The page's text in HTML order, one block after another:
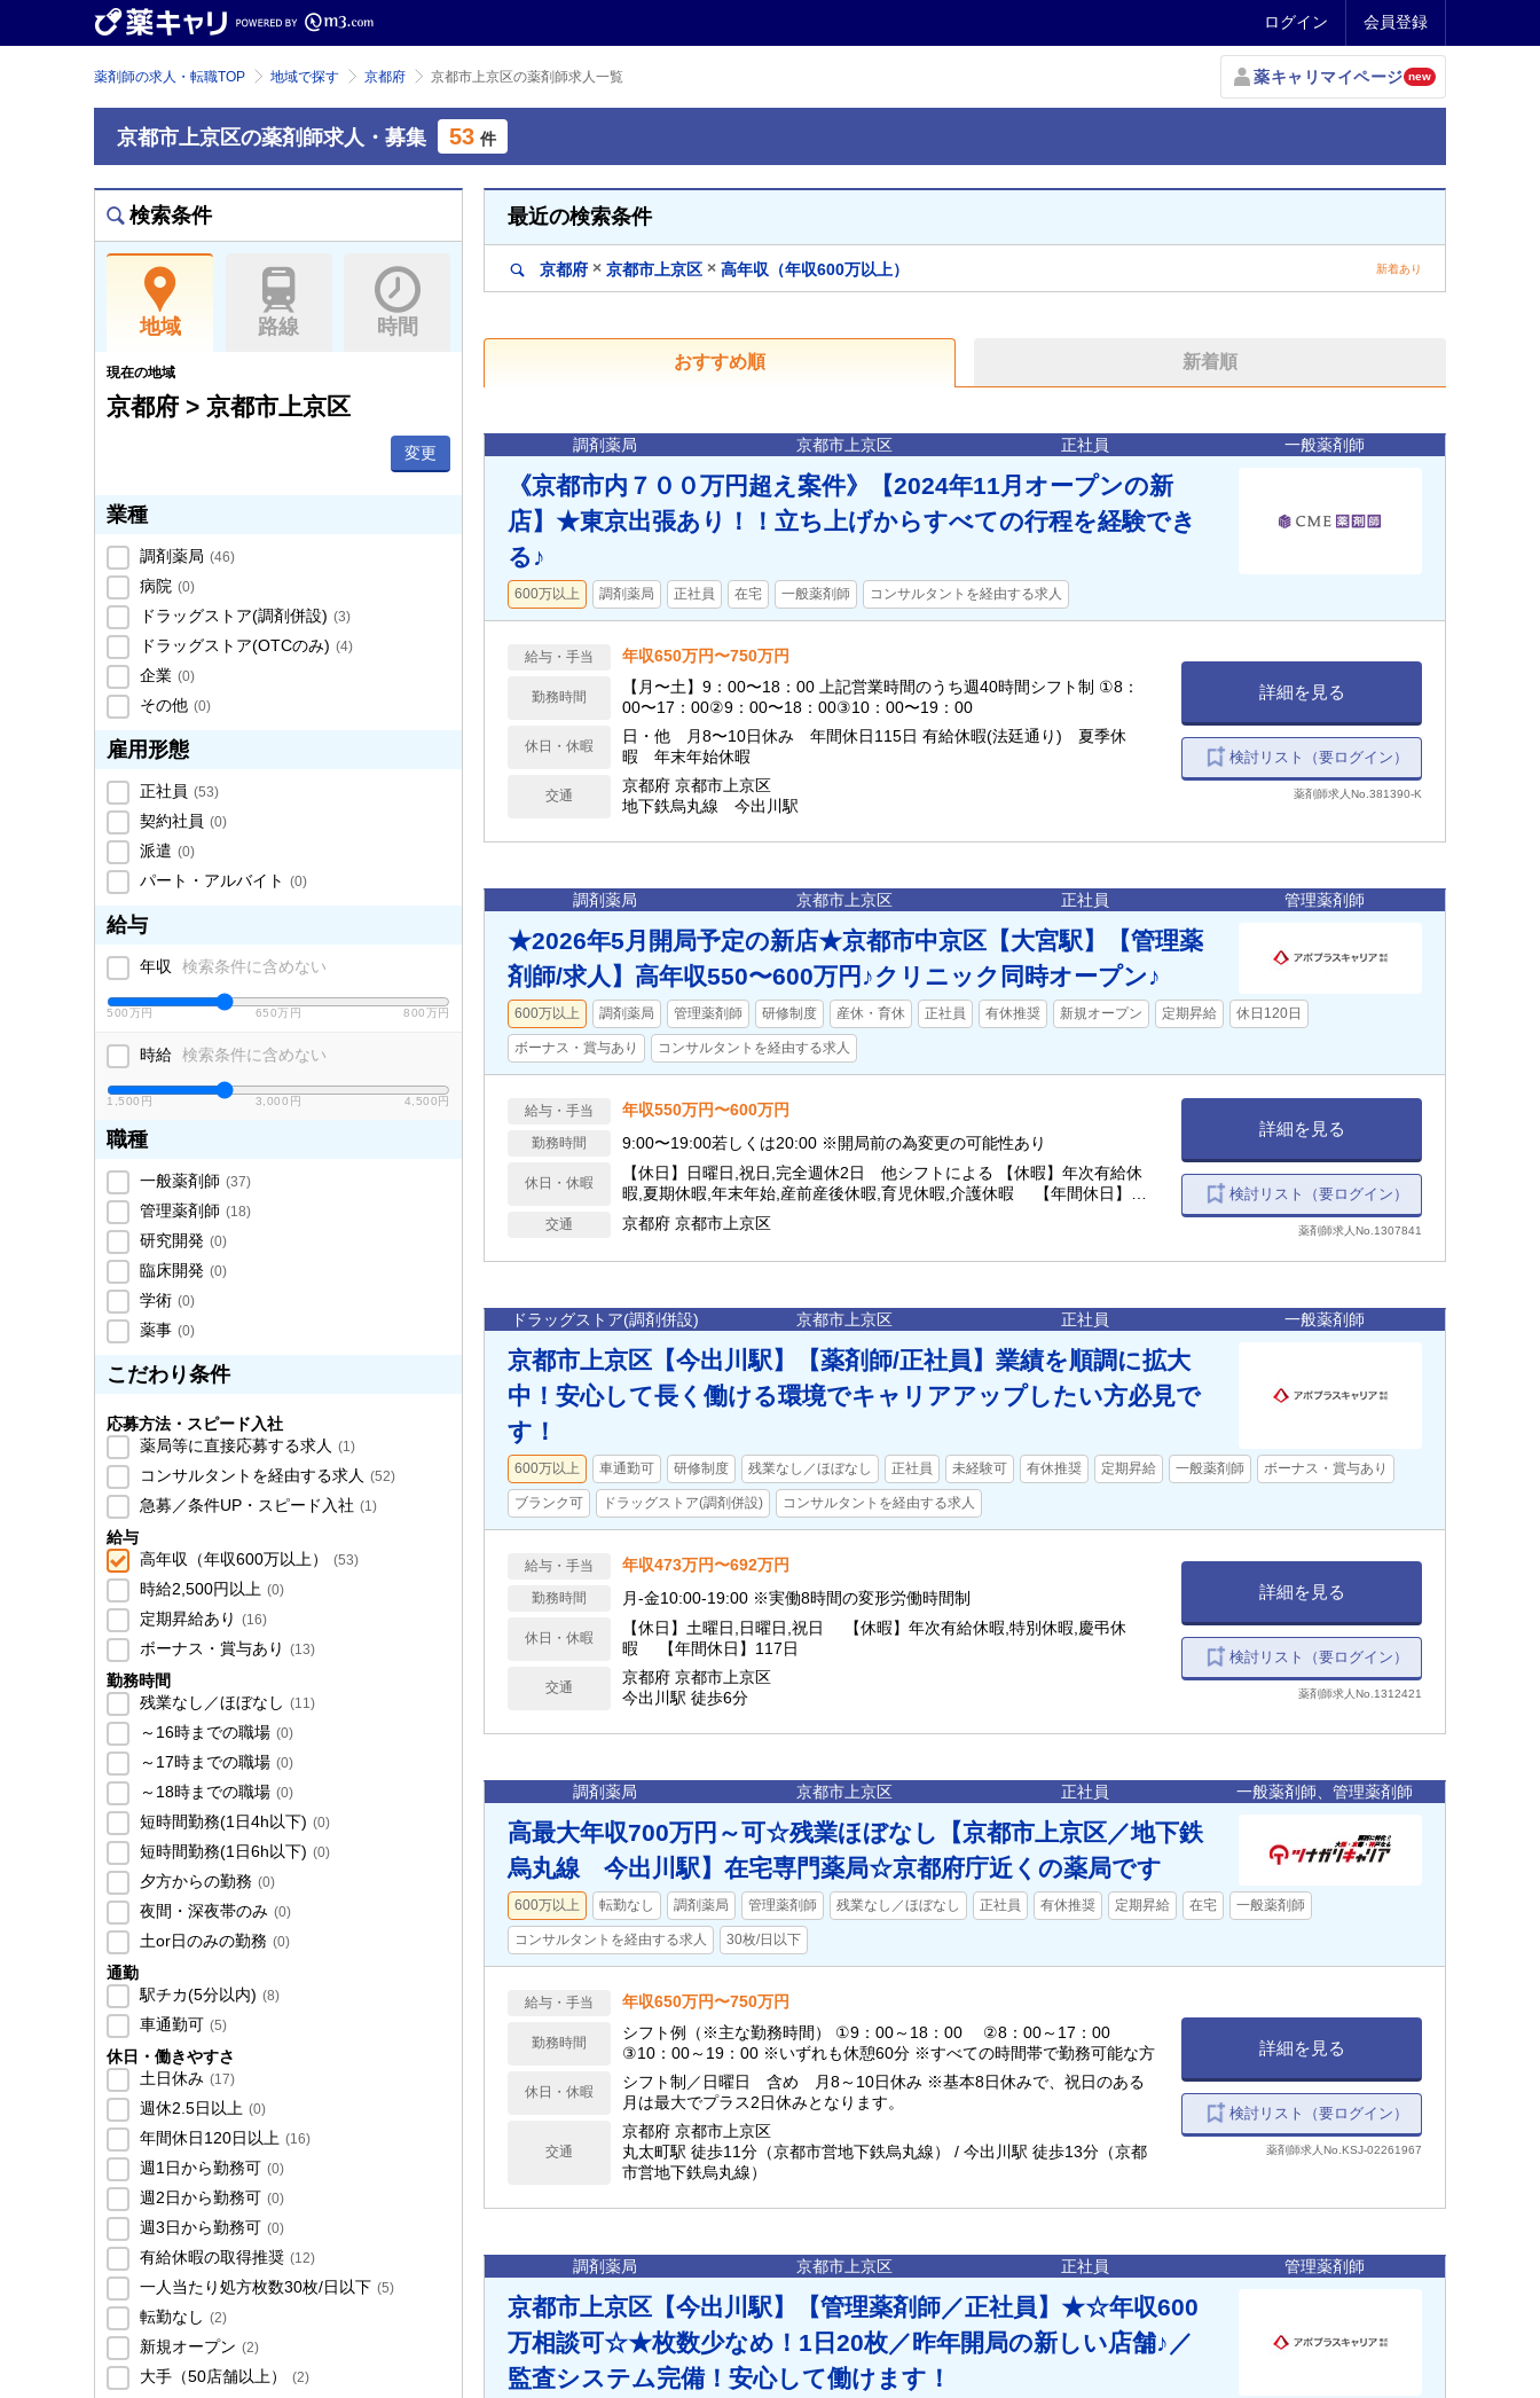
ログイン 会員登録
薬剤師の求人・転職TOP 地域で探す 京都府 京都市上京区の薬剤師求人一覧 薬キャリマイページ new
京都市上京区の薬剤師求人・募集 53 件
検索条件
地域 路線 時間
現在の地域
京都府 > 京都市上京区
変更
業種
調剤薬局 (46)
病院 (0)
ドラッグストア(調剤併設) (3)
ドラッグストア(OTCのみ) (4)
企業 (0)
その他 (0)
雇用形態
正社員 (53)
契約社員 (0)
派遣 (0)
パート・アルバイト (0)
給与
年収 検索条件に含めない
500万円 650万円 800万円
時給 検索条件に含めない
1,500円 3,000円 4,500円
職種
一般薬剤師 (37)
管理薬剤師 (18)
研究開発 (0)
臨床開発 (0)
学術 (0)
薬事 (0)
こだわり条件
応募方法・スピード入社
薬局等に直接応募する求人 (1)
コンサルタントを経由する求人 (52)
急募／条件UP・スピード入社 (1)
給与
高年収（年収600万以上）
(53)
時給2,500円以上 (0)
定期昇給あり (16)
ボーナス・賞与あり (13)
勤務時間
残業なし／ほぼなし (11)
～16時までの職場 (0)
～17時までの職場 (0)
～18時までの職場 (0)
短時間勤務(1日4h以下) (0)
短時間勤務(1日6h以下) (0)
夕方からの勤務 (0)
夜間・深夜帯のみ (0)
土or日のみの勤務 (0)
通勤
駅チカ(5分以内) (8)
車通勤可 (5)
休日・働きやすさ
土日休み (17)
週休2.5日以上 (0)
年間休日120日以上 (16)
週1日から勤務可 (0)
週2日から勤務可 (0)
週3日から勤務可 (0)
有給休暇の取得推奨 (12)
一人当たり処方枚数30枚/日以下 (5)
転勤なし (2)
新規オープン (2)
大手（50店舗以上） (2)
最近の検索条件
京都府 × 京都市上京区 × 高年収（年収600万以上） 新着あり
おすすめ順 新着順
調剤薬局 京都市上京区 正社員 一般薬剤師
《京都市内７００万円超え案件》【2024年11月オープンの新
店】★東京出張あり！！立ち上げからすべての行程を経験でき
る♪
600万以上 調剤薬局 正社員 在宅 一般薬剤師 コンサルタントを経由する求人
給与・手当 年収650万円〜750万円
勤務時間
【月〜土】9：00〜18：00 上記営業時間のうち週40時間シフト制 ①8：
00〜17：00②9：00〜18：00③10：00〜19：00
休日・休暇
日・他 月8〜10日休み 年間休日115日 有給休暇(法廷通り) 夏季休
暇 年末年始休暇
交通
京都府 京都市上京区
地下鉄烏丸線 今出川駅
詳細を見る
検討リスト（要ログイン）
薬剤師求人No.381390-K
調剤薬局 京都市上京区 正社員 管理薬剤師
★2026年5月開局予定の新店★京都市中京区【大宮駅】【管理薬
剤師/求人】高年収550〜600万円♪クリニック同時オープン♪
600万以上 調剤薬局 管理薬剤師 研修制度 産休・育休 正社員 有休推奨 新規オープン 定期昇給 休日120日
ボーナス・賞与あり コンサルタントを経由する求人
給与・手当 年収550万円〜600万円
勤務時間 9:00〜19:00若しくは20:00 ※開局前の為変更の可能性あり
休日・休暇
【休日】日曜日,祝日,完全週休2日 他シフトによる 【休暇】年次有給休
暇,夏期休暇,年末年始,産前産後休暇,育児休暇,介護休暇 【年間休日】
120日
交通 京都府 京都市上京区
詳細を見る
検討リスト（要ログイン）
薬剤師求人No.1307841
ドラッグストア(調剤併設) 京都市上京区 正社員 一般薬剤師
京都市上京区【今出川駅】【薬剤師/正社員】業績を順調に拡大
中！安心して長く働ける環境でキャリアアップしたい方必見で
す！
600万以上 車通勤可 研修制度 残業なし／ほぼなし 正社員 未経験可 有休推奨 定期昇給 一般薬剤師 ボーナス・賞与あり
ブランク可 ドラッグストア(調剤併設) コンサルタントを経由する求人
給与・手当 年収473万円〜692万円
勤務時間 月-金10:00-19:00 ※実働8時間の変形労働時間制
休日・休暇
【休日】土曜日,日曜日,祝日 【休暇】年次有給休暇,特別休暇,慶弔休
暇 【年間休日】117日
交通
京都府 京都市上京区
今出川駅 徒歩6分
詳細を見る
検討リスト（要ログイン）
薬剤師求人No.1312421
調剤薬局 京都市上京区 正社員 一般薬剤師、管理薬剤師
高最大年収700万円～可☆残業ほぼなし【京都市上京区／地下鉄
烏丸線 今出川駅】在宅専門薬局☆京都府庁近くの薬局です
600万以上 転勤なし 調剤薬局 管理薬剤師 残業なし／ほぼなし 正社員 有休推奨 定期昇給 在宅 一般薬剤師
コンサルタントを経由する求人 30枚/日以下
給与・手当 年収650万円〜750万円
勤務時間
シフト例（※主な勤務時間） ①9：00～18：00 ②8：00～17：00
③10：00～19：00 ※いずれも休憩60分 ※すべての時間帯で勤務可能な方
休日・休暇
シフト制／日曜日 含め 月8～10日休み ※基本8日休みで、祝日のある
月は最大でプラス2日休みとなります。
交通
京都府 京都市上京区
丸太町駅 徒歩11分（京都市営地下鉄烏丸線） / 今出川駅 徒歩13分（京都
市営地下鉄烏丸線）
詳細を見る
検討リスト（要ログイン）
薬剤師求人No.KSJ-02261967
調剤薬局 京都市上京区 正社員 管理薬剤師
京都市上京区【今出川駅】【管理薬剤師／正社員】★☆年収600
万相談可☆★枚数少なめ！1日20枚／昨年開局の新しい店舗♪／
監査システム完備！安心して働けます！